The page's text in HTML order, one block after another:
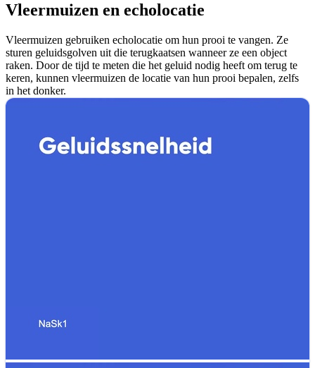
Vleermuizen en echolocatie
Vleermuizen gebruiken echolocatie om hun prooi te vangen. Ze
sturen geluidsgolven uit die terugkaatsen wanneer ze een object
raken. Door de tijd te meten die het geluid nodig heeft om terug te
keren, kunnen vleermuizen de locatie van hun prooi bepalen, zelfs
in het donker.